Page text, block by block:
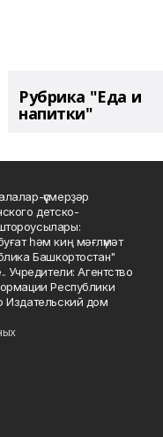
Рубрика "Еда и
напитки"
үҫмерҙәр
детско-
һәм киң мәғлүмәт
Башкортостан"
Учредители: Агентство
Республики
Издательский дом